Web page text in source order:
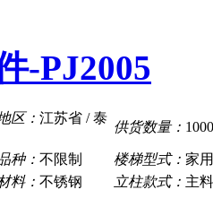
-PJ2005
区： 江苏省 / 泰
供货数量： 1000
种： 不限制 楼梯型式： 家
料： 不锈钢 立柱款式： 主